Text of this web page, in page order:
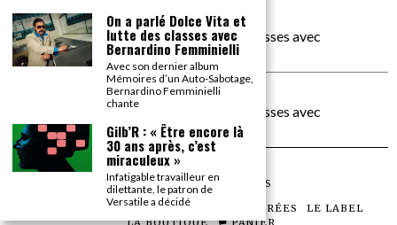
carte noire negra à l'o tiededans
On a parlé Dolce Vita et lutte des classes avec
Bernardino Femminielli
moise et son mascarédans
On a parlé Dolce Vita et lutte des classes avec
Bernardino Femminielli
©2026TOUS DROITS RÉSERVÉS
LES ARTICLES LE MAGAZINE LES SOIRÉES
LE LABEL
On a parlé Dolce Vita et
lutte des classes avec
Bernardino Femminielli
Avec son dernier album
Mémoires d’un Auto-Sabotage,
Bernardino Femminielli
chante
Gilb’R : « Être encore là
30 ans après, c’est
miraculeux »
Infatigable travailleur en
dilettante, le patron de
Versatile a décidé